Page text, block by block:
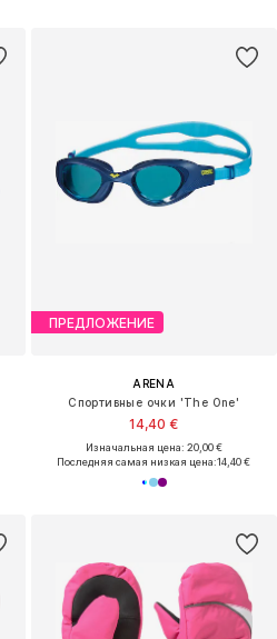
ПРЕДЛОЖЕНИЕ
ARENA
Спортивные очки 'The One'
14,40 €
Изначальная цена: 20,00 €
Последняя самая низкая цена:14,40 €